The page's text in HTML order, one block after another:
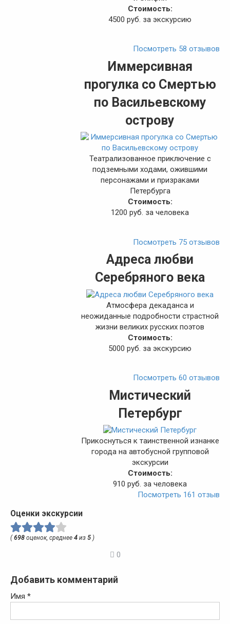
Стоимость:
4500 руб. за экскурсию
Посмотреть 58 отзывов
Иммерсивная
прогулка со Смертью
по Васильевскому
острову
Театрализованное приключение с
подземными ходами, ожившими
персонажами и призраками
Петербурга
Стоимость:
1200 руб. за человека
Посмотреть 75 отзывов
Адреса любви
Серебряного века
Атмосфера декаданса и
неожиданные подробности страстной
жизни великих русских поэтов
Стоимость:
5000 руб. за экскурсию
Посмотреть 60 отзывов
Мистический
Петербург
Прикоснуться к таинственной изнанке
города на автобусной групповой
экскурсии
Стоимость:
910 руб. за человека
Посмотреть 161 отзыв
Оценки экскурсии
( 698 оценок, среднее 4 из 5 )
0
Добавить комментарий
Имя *